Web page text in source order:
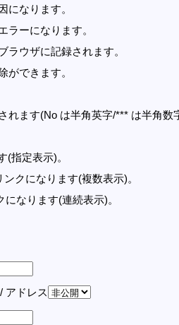
になります。
ラーになります。
ラウザに記録されます。
ができます。
ます(No は半角英字/*** は半角数
指定表示)。
クになります(複数表示)。
なります(連続表示)。
/ アドレス